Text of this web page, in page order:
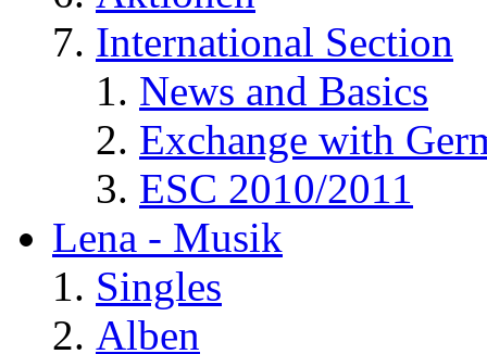
International Section
News and Basics
Exchange with
ESC 2010/2011
Lena - Musik
Singles
Alben